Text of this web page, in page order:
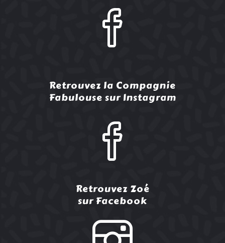
Retrouvez la Compagnie
Fabulouse sur Instagram
Retrouvez Zoé
sur Facebook